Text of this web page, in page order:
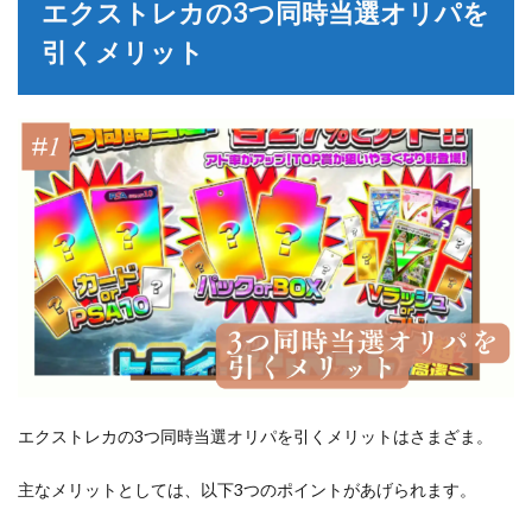
エクストレカの3つ同時当選オリパを
引くメリット
エクストレカの3つ同時当選オリパを引くメリットはさまざま。
主なメリットとしては、以下3つのポイントがあげられます。